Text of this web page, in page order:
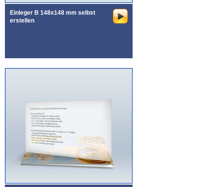
Einleger B 148x148 mm selbst
erstellen